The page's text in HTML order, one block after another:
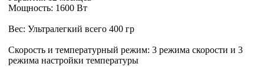
Мощность: 1600 Вт
Вес: Ультралегкий всего 400 гр
Скорость и температурный режим: 3 режима скорости и 3
режима настройки температуры